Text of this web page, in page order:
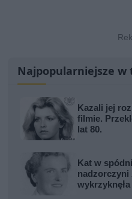
Najpopularniejsze w
Kazali jej
filmie.
lat 80.
Kat w
nadzorczyni